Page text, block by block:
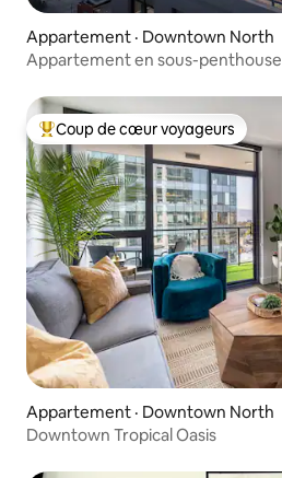
Appartement · Downtown North
Appartement en sous-
Coup de cœur voyageurs parmi
Coup de cœur voyageurs
Appartement · Downtown North
Downtown Tropical Oasis